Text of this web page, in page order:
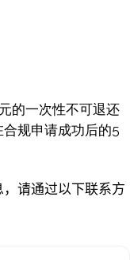
的一次性不可退还
规申请成功后的5
请通过以下联系方